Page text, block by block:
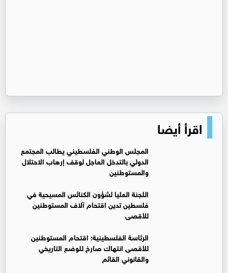
اقرأ أيضا
المجلس الوطني الفلسطيني يطالب المجتمع
الدولي بالتدخل العاجل لوقف إرهاب الاحتلال
والمستوطنين
اللجنة العليا لشؤون الكنائس المسيحية في
فلسطين تدين اقتحام آلاف المستوطنين
للأقصى
الرئاسة الفلسطينية: اقتحام المستوطنين
للأقصى انتهاك صارخ للوضع التاريخي
والقانوني القائم